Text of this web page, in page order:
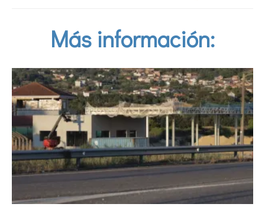
Más información: